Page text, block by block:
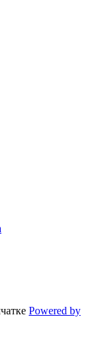
Powered by